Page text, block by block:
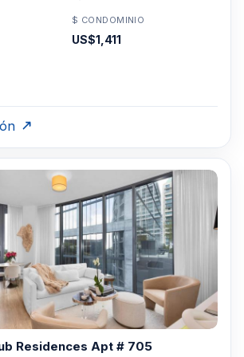
$ CONDOMINIO
US$1,411
Residences Apt # 705